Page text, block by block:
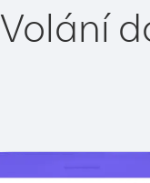
Volání